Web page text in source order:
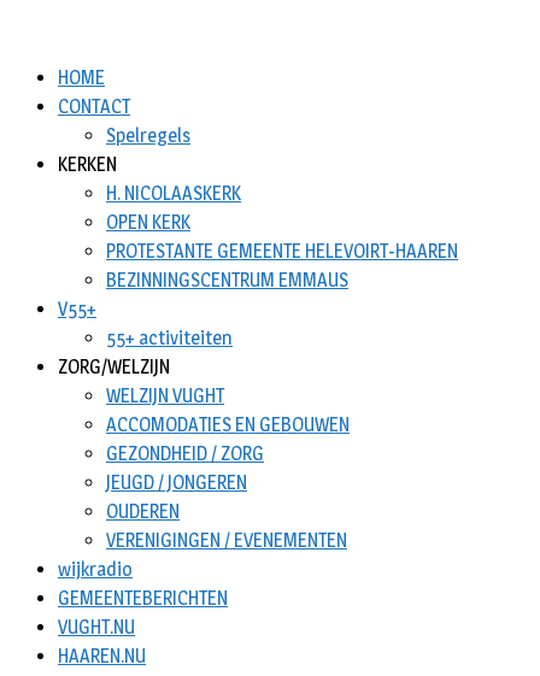
HOME
CONTACT
Spelregels
KERKEN
H. NICOLAASKERK
OPEN KERK
PROTESTANTE GEMEENTE HELEVOIRT-HAAREN
BEZINNINGSCENTRUM EMMAUS
V55+
55+ activiteiten
ZORG/WELZIJN
WELZIJN VUGHT
ACCOMODATIES EN GEBOUWEN
GEZONDHEID / ZORG
JEUGD / JONGEREN
OUDEREN
VERENIGINGEN / EVENEMENTEN
wijkradio
GEMEENTEBERICHTEN
VUGHT.NU
HAAREN.NU